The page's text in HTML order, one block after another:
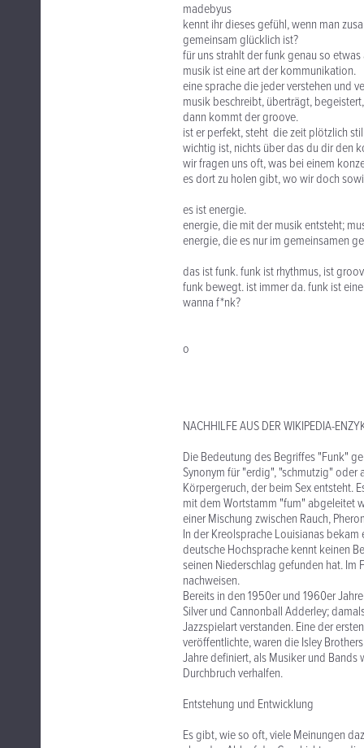
madebyus
kennt ihr dieses gefühl, wenn man
gemeinsam glücklich ist?
für uns strahlt der funk genau so etwas
musik ist eine art der kommunikation.
eine sprache die jeder verstehen und
musik beschreibt, überträgt,
dann kommt der groove.
ist er perfekt, steht die zeit plötzlich
wichtig ist, nichts über das du dir den
wir fragen uns oft, was bei einem
es dort zu holen gibt, wo wir doch
es ist energie.
energie, die mit der musik entsteht;
energie, die es nur im gemeinsamen
das ist funk. funk ist rhythmus, ist
funk bewegt. ist immer da. funk ist
wanna f*nk?
o
NACHHILFE AUS DER WIKIPEDIA-
Die Bedeutung des Begriffes "Funk"
Synonym für "erdig", "schmutzig" oder
Körpergeruch, der beim Sex entsteht.
mit dem Wortstamm "fum" abgeleitet
einer Mischung zwischen Rauch,
In der Kreolsprache Louisianas
deutsche Hochsprache kennt keinen
seinen Niederschlag gefunden hat. Im
nachweisen.
Bereits in den 1950er und 1960er
Silver und Cannonball Adderley;
Jazzspielart verstanden. Eine der
veröffentlichte, waren die Isley
Jahre definiert, als Musiker und Bands
Durchbruch verhalfen.
Entstehung und Entwicklung
Es gibt, wie so oft, viele Meinungen